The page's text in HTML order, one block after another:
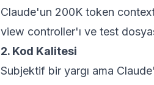
Claude'un 200K token
view controller'ı ve test
2. Kod Kalitesi
Subjektif bir yargı ama